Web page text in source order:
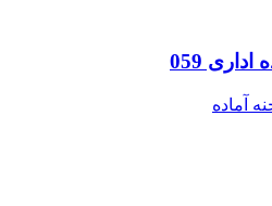
059
آماده